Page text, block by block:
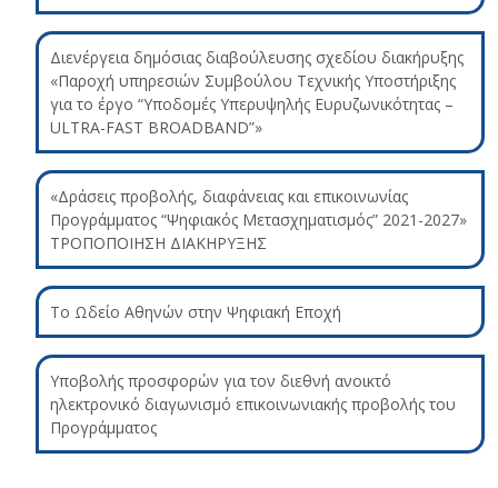
Διενέργεια δημόσιας διαβούλευσης σχεδίου διακήρυξης
«Παροχή υπηρεσιών Συμβούλου Τεχνικής Υποστήριξης
για το έργο “Υποδομές Υπερυψηλής Ευρυζωνικότητας –
ULTRA-FAST BROADBAND”»
«Δράσεις προβολής, διαφάνειας και επικοινωνίας
Προγράμματος “Ψηφιακός Μετασχηματισμός” 2021-2027»
ΤΡΟΠΟΠΟΙΗΣΗ ΔΙΑΚΗΡΥΞΗΣ
Το Ωδείο Αθηνών στην Ψηφιακή Εποχή
Υποβολής προσφορών για τον διεθνή ανοικτό
ηλεκτρονικό διαγωνισμό επικοινωνιακής προβολής του
Προγράμματος